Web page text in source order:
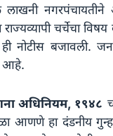
लाखनी
चर्चेचा
नोटीस बजावली.
आहे.
अधिनियम, १९४८
आणणे हा दंडनीय